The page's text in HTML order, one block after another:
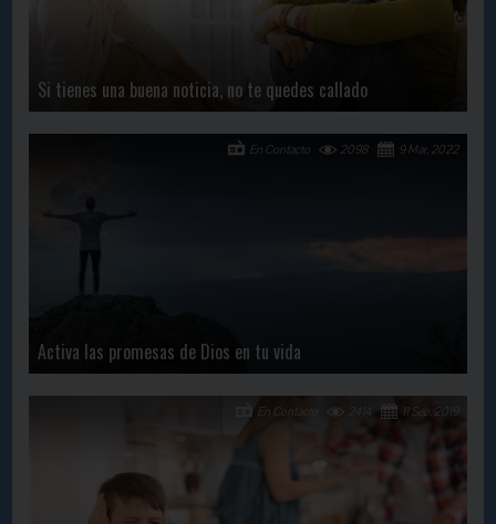
Si tienes una buena noticia, no te quedes callado
Activa las promesas de Dios en tu vida
9 Mar, 2022
2098
En Contacto
11 Sep, 2019
En Contacto